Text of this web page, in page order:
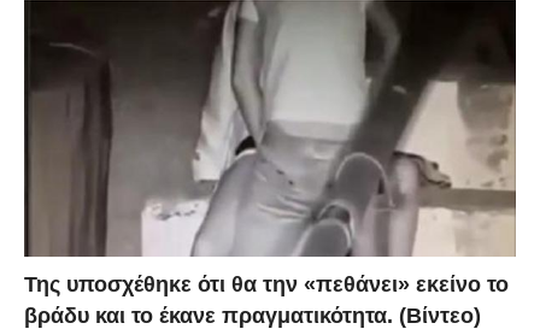
Της υποσχέθηκε ότι θα την «πεθάνει» εκείνο το
βράδυ και το έκανε πραγματικότητα. (Βίντεο)